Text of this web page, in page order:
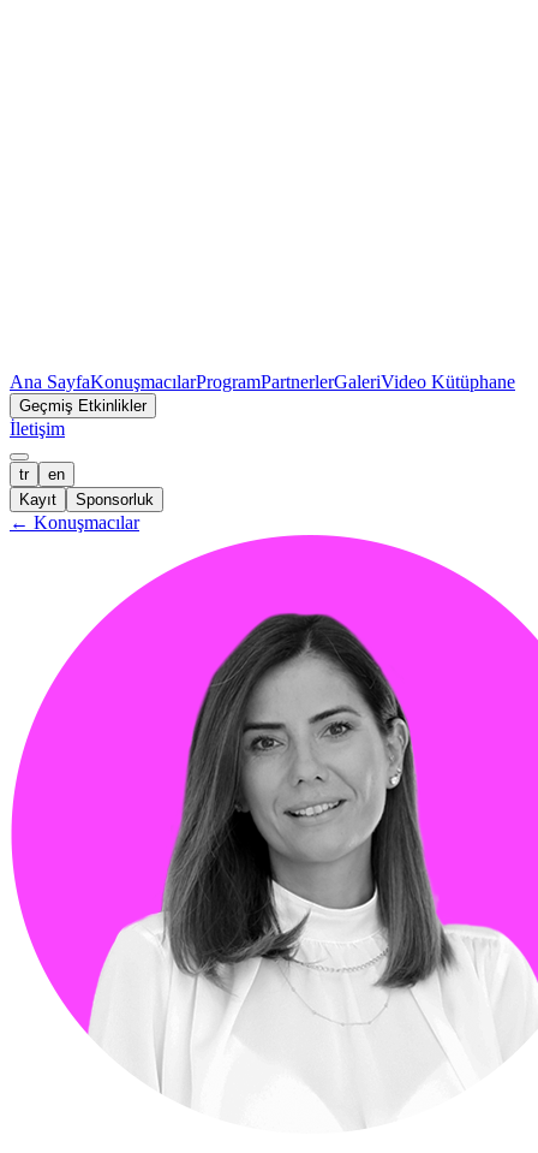
Ana SayfaKonuşmacılarProgramPartnerlerGaleriVideo Kütüphane
Geçmiş Etkinlikler
İletişim
tr
en
Kayıt
Sponsorluk
← Konuşmacılar